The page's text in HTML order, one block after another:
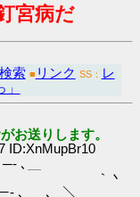
宮病だ
検索 ■ リンク SS： レ
お送りします。
ID:XnMupBr10
丶
、 ＼